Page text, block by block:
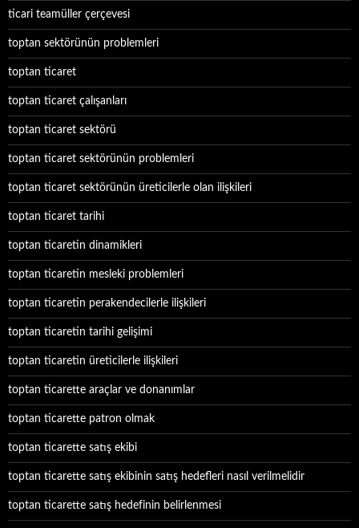
ticari teamüller çerçevesi
toptan sektörünün problemleri
toptan ticaret
toptan ticaret çalışanları
toptan ticaret sektörü
toptan ticaret sektörünün problemleri
toptan ticaret sektörünün üreticilerle olan ilişkileri
toptan ticaret tarihi
toptan ticaretin dinamikleri
toptan ticaretin mesleki problemleri
toptan ticaretin perakendecilerle ilişkileri
toptan ticaretin tarihi gelişimi
toptan ticaretin üreticilerle ilişkileri
toptan ticarette araçlar ve donanımlar
toptan ticarette patron olmak
toptan ticarette satış ekibi
toptan ticarette satış ekibinin satış hedefleri nasıl verilmelidir
toptan ticarette satış hedefinin belirlenmesi